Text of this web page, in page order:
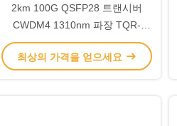
2km 100G QSFP28 트랜시버
CWDM4 1310nm 파장 TQR-
HG02-31DCR
최상의 가격을 얻으세요